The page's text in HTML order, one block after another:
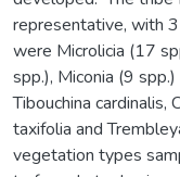
representative, with
were Microlicia (17
spp.), Miconia (9
Tibouchina cardinalis,
taxifolia and
vegetation types